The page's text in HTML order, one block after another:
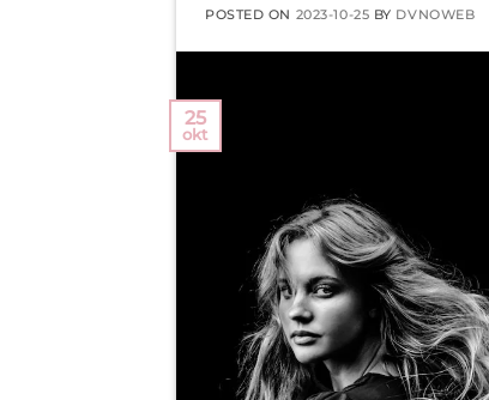
POSTED ON 2023-10-25 BY DVNOWEB
25
okt